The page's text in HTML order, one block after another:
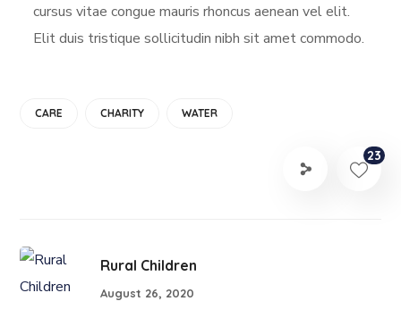
cursus vitae congue mauris rhoncus aenean vel elit.
Elit duis tristique sollicitudin nibh sit amet commodo.
CARE CHARITY WATER
23
Rural Children
August 26, 2020